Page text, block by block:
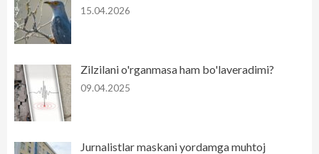
15.04.2026
Zilzilani o'rganmasa ham bo'laveradimi?
09.04.2025
Jurnalistlar maskani yordamga muhtoj